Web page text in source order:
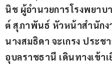
นิช ผู้อำนวยการโรงพยา
ต์ สุภาพันธ์ หัวหน้าสำนัก
นางสมธิดา จะเกรง ประ
อุบลราชธานี เดินทางเข้า